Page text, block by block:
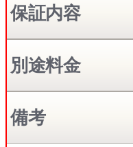
保証内容
別途料金
備考